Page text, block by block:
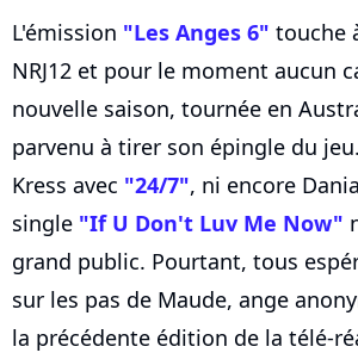
L'émission "Les Anges 6" touche
NRJ12 et pour le moment aucun
nouvelle saison, tournée en
parvenu à tirer son épingle du
Kress avec "24/7", ni encore
single "If U Don't Luv Me Now"
grand public. Pourtant, tous
sur les pas de Maude, ange
la précédente édition de la télé-